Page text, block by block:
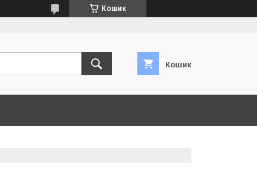
Кошик
Кошик